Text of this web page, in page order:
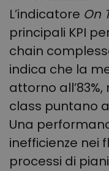
L’indicatore On
principali KPI
chain
indica che la
attorno
class puntano
Una
inefficienze nei
processi di